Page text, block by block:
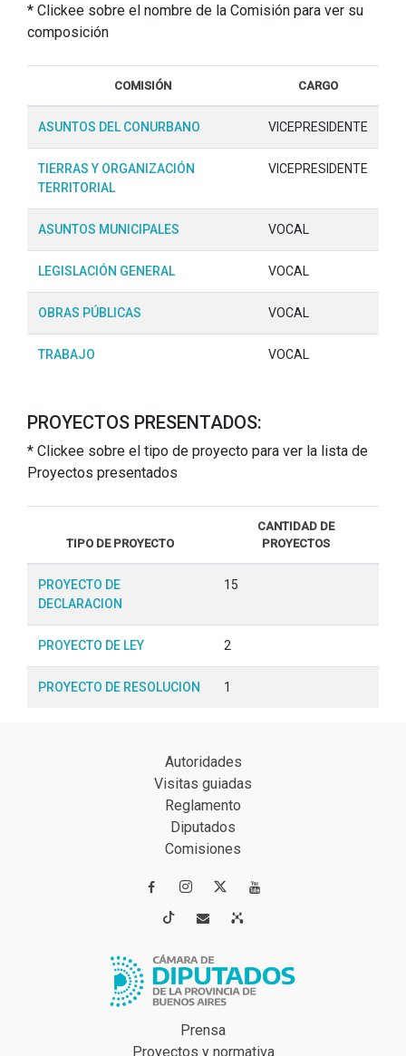
* Clickee sobre el nombre de la Comisión para ver su
composición
COMISIÓN CARGO
ASUNTOS DEL CONURBANO VICEPRESIDENTE
TIERRAS Y ORGANIZACIÓN
TERRITORIAL
VICEPRESIDENTE
ASUNTOS MUNICIPALES VOCAL
LEGISLACIÓN GENERAL VOCAL
OBRAS PÚBLICAS VOCAL
TRABAJO VOCAL
PROYECTOS PRESENTADOS:
* Clickee sobre el tipo de proyecto para ver la lista de
Proyectos presentados
TIPO DE PROYECTO
CANTIDAD DE
PROYECTOS
PROYECTO DE
DECLARACION
15
PROYECTO DE LEY 2
PROYECTO DE RESOLUCION 1
Autoridades
Visitas guiadas
Reglamento
Diputados
Comisiones
 
 
Prensa
Proyectos y normativa